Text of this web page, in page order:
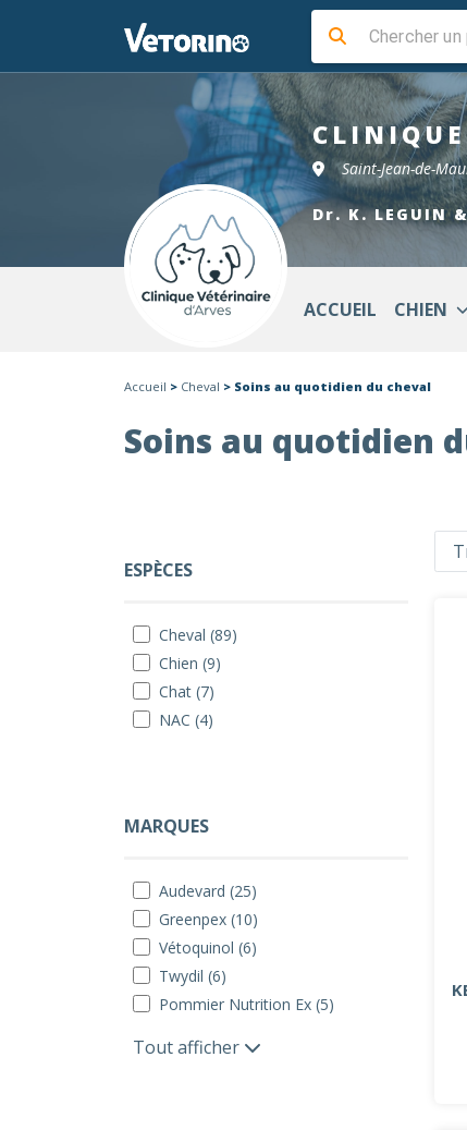
Saint-Jean-de-
Dr. K. LEGUIN
ACCUEIL CHIEN
Accueil > Cheval > Soins au quotidien du cheval
Soins au quotidien
ESPÈCES
Cheval (89)
Chien (9)
Chat (7)
NAC (4)
MARQUES
Audevard (25)
Greenpex (10)
Vétoquinol (6)
Twydil (6)
Pommier Nutrition Ex (5)
Tout afficher